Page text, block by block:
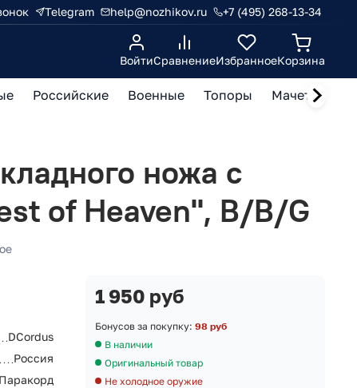
Telegram help@nozhikov.ru +7 (495) 268-13-34
ВойтиСравнениеИзбранноеКорзина
Российские Военные Топоры Мачете,
ножа с
of Heaven", B/B/G
DCordus
Россия
1 950 руб
Бонусов за покупку: 98 руб
В наличии
Оригинальный товар
Не холодное оружие